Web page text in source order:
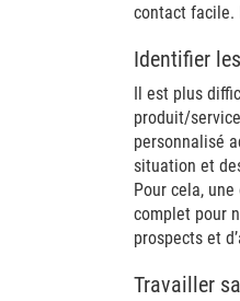
contact facile.
Identifier
Il est plus
produit/
personnalisé
situation et
Pour cela,
complet pour
prospects et
Travailler